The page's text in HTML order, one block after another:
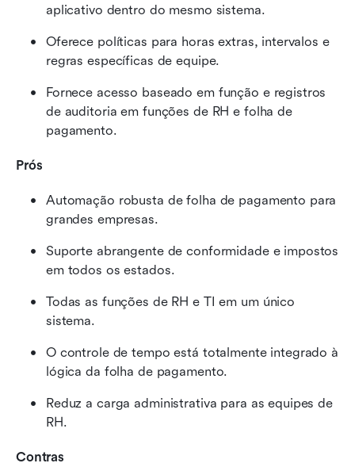
aplicativo dentro do mesmo sistema.
Oferece políticas para horas extras, intervalos e
regras específicas de equipe.
Fornece acesso baseado em função e registros
de auditoria em funções de RH e folha de
pagamento.
Prós
Automação robusta de folha de pagamento para
grandes empresas.
Suporte abrangente de conformidade e impostos
em todos os estados.
Todas as funções de RH e TI em um único
sistema.
O controle de tempo está totalmente integrado à
lógica da folha de pagamento.
Reduz a carga administrativa para as equipes de
RH.
Contras